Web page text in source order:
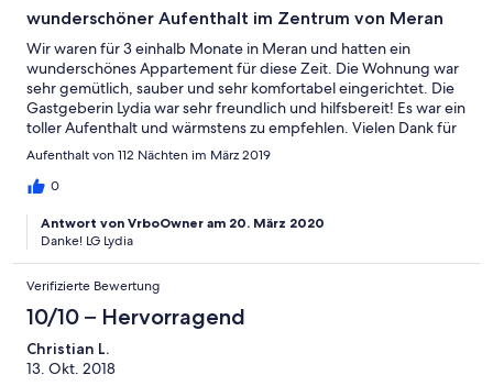
wunderschöner Aufenthalt im Zentrum von Meran
Wir waren für 3 einhalb Monate in Meran und hatten ein
wunderschönes Appartement für diese Zeit. Die Wohnung war
sehr gemütlich, sauber und sehr komfortabel eingerichtet. Die
Gastgeberin Lydia war sehr freundlich und hilfsbereit! Es war ein
toller Aufenthalt und wärmstens zu empfehlen. Vielen Dank für
die schöne Zeit!
Aufenthalt von 112 Nächten im März 2019
0
Antwort von VrboOwner am 20. März 2020
Danke! LG Lydia
Verifizierte Bewertung
10/10 – Hervorragend
Christian L.
13. Okt. 2018